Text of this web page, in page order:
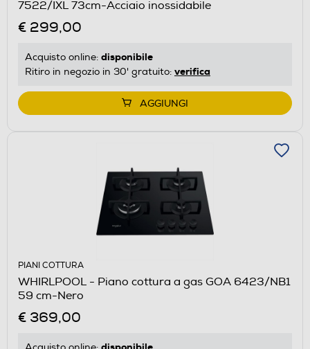
7522/IXL 73cm-Acciaio inossidabile
€ 299,00
Acquisto online: disponibile
Ritiro in negozio in 30' gratuito: verifica
AGGIUNGI
PIANI COTTURA
WHIRLPOOL - Piano cottura a gas GOA 6423/NB1
59 cm-Nero
€ 369,00